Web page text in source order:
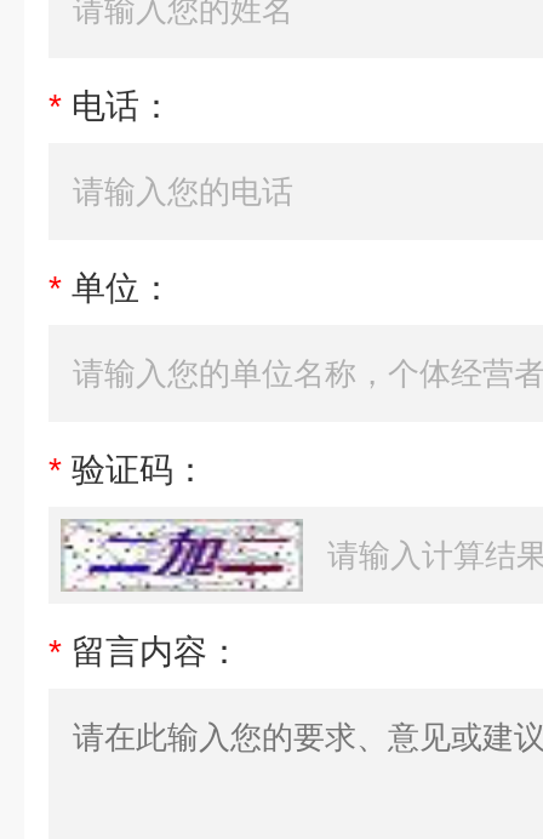
* 电话：
* 单位：
* 验证码：
* 留言内容：